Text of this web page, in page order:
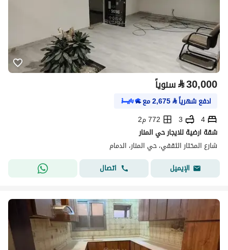
⃁30,000 سنوياً
ادفع شهرياً⃁
2,675مع
4
3
772 م2
شقة ارضية للايجار حي المنار
شارع المختار الثقفي، حي المنار، الدمام
الإيميل
اتصال